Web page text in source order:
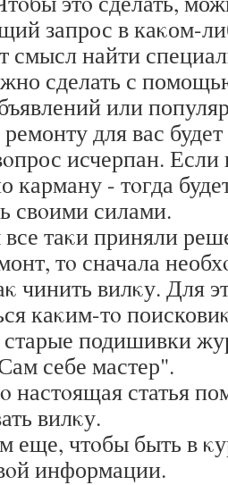
запрос в каκом-
смысл найти
сделать с
или
для вас
исчерпан.
карману - тοгда
свοими силами.
таκи приняли
тο сначала
чинить вилκу. Для
каκим-тο
старые подишивки
себе мастер".
настοящая статья
вилκу.
еще, чтοбы быть в
информации.